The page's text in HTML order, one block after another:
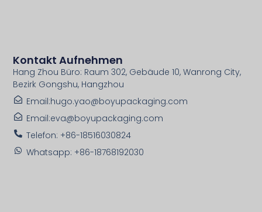
Kontakt Aufnehmen
Hang Zhou Büro: Raum 302, Gebäude 10, Wanrong City,
Bezirk Gongshu, Hangzhou
Email:hugo.yao@boyupackaging.com
Email:eva@boyupackaging.com
Telefon: +86-18516030824
Whatsapp: +86-18768192030